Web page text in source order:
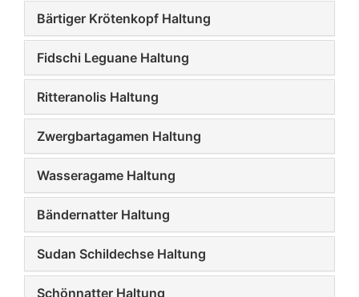
Bärtiger Krötenkopf Haltung
Fidschi Leguane Haltung
Ritteranolis Haltung
Zwergbartagamen Haltung
Wasseragame Haltung
Bändernatter Haltung
Sudan Schildechse Haltung
Schönnatter Haltung